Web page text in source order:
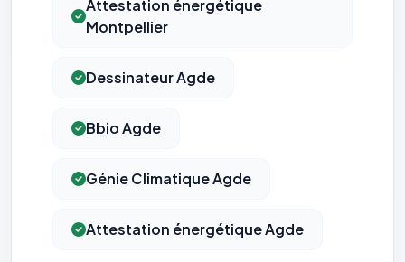
Attestation énergétique
Montpellier
Dessinateur Agde
Bbio Agde
Génie Climatique Agde
Attestation énergétique Agde